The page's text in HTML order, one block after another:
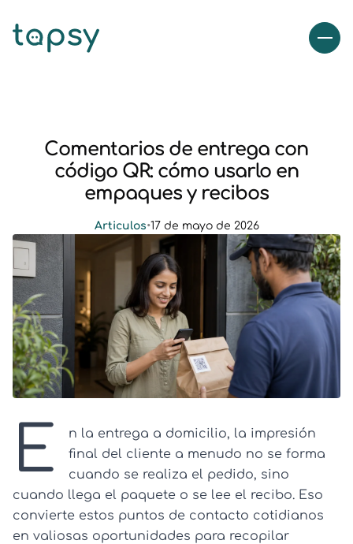
Comentarios de entrega con
código QR: cómo usarlo en
empaques y recibos
Articulos•17 de mayo de 2026
E
n la entrega a domicilio, la impresión
final del cliente a menudo no se forma
cuando se realiza el pedido, sino
cuando llega el paquete o se lee el recibo. Eso
convierte estos puntos de contacto cotidianos
en valiosas oportunidades para recopilar